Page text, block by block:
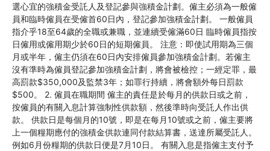
選心宜的強積金受託人及登記參與強積金計劃。僱主必須為一般僱
員和臨時僱員在受僱首60日內，登記參加強積金計劃。 一般僱員
指介乎18至64歲的全職或兼職，並連續受僱滿60日 臨時僱員指按
日僱用或僱用期少於60日的短期僱員。 注意：即使試用期為三個
月或半年，僱主仍須在60日內安排僱員參加強積金計劃。若僱主
沒有準時為僱員登記參加強積金計劃，將會被檢控；一經定罪，最
高罰款$350,000及監禁3年；如罪行持續，將會額外每日罰款
$500。 2. 僱員在職期間 僱主的責任是於每月的供款日或之前，
按僱員的有關入息計算強制性供款額，然後準時向受託人作出供
款。 供款日是每個月的10號，即是在每月10號或之前，僱主要將
上一個糧期應付的強積金供款連同付款結算書，送達所屬受託人。
例如6月份糧期的供款日便是7月10日。 有關入息是指僱主支付予